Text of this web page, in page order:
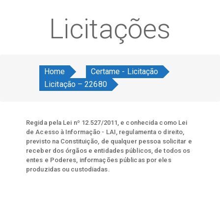
Licitações
Home
Certame - Licitação
Licitação – 22680
Regida pela Lei nº 12.527/2011, e conhecida como Lei
de Acesso à Informação - LAI, regulamenta o direito,
previsto na Constituição, de qualquer pessoa solicitar e
receber dos órgãos e entidades públicos, de todos os
entes e Poderes, informações públicas por eles
produzidas ou custodiadas.